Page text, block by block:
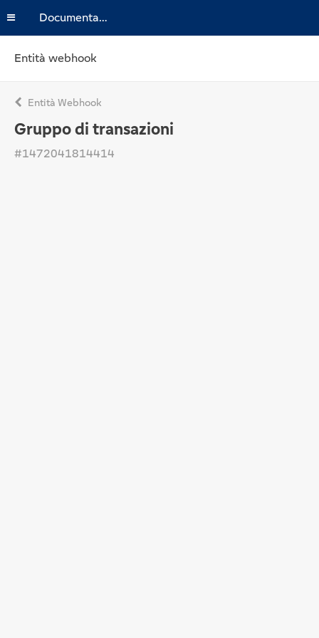
Documentazione
Entità webhook
Entità Webhook
Gruppo di transazioni
#1472041814414